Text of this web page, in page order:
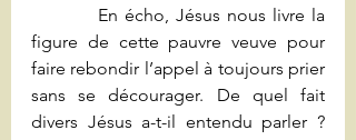
En écho, Jésus nous livre la
figure de cette pauvre veuve pour
faire rebondir l’appel à toujours prier
sans se décourager. De quel fait
divers Jésus a-t-il entendu parler ?